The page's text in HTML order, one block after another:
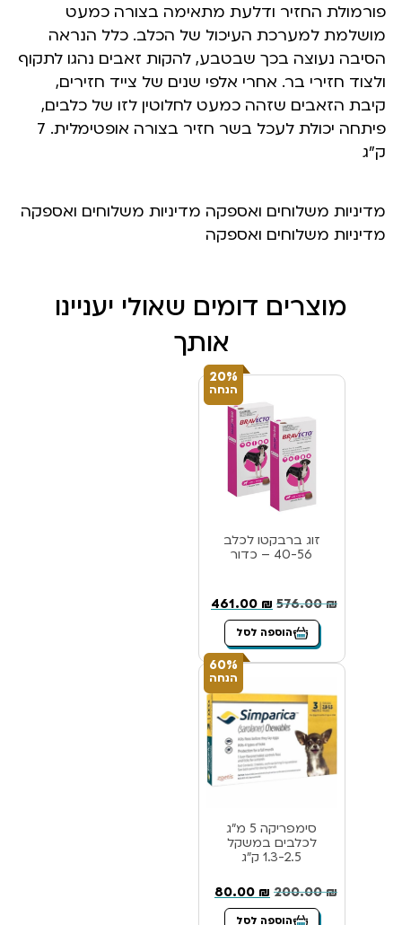
פורמולת החזיר ודלעת מתאימה בצורה כמעט
מושלמת למערכת העיכול של הכלב. כלל הנראה
הסיבה נעוצה בכך שבטבע, להקות זאבים נהגו לתקוף
ולצוד חזירי בר. אחרי אלפי שנים של צייד חזירים,
קיבת הזאבים שזהה כמעט לחלוטין לזו של כלבים,
פיתחה יכולת לעכל בשר חזיר בצורה אופטימלית. 7
ק”ג
מדיניות משלוחים ואספקה מדיניות משלוחים ואספקה
מדיניות משלוחים ואספקה
מוצרים דומים שאולי יעניינו
אותך
20%
הנחה
זוג ברבקטו לכלב
40-56 – כדור
576.00₪
461.00 ₪
הוספה לסל
60%
הנחה
סימפריקה 5 מ”ג
לכלבים במשקל
1.3-2.5 ק”ג
200.00₪
80.00 ₪
הוספה לסל